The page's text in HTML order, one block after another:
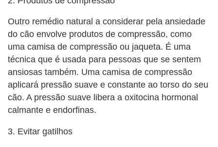
Outro remédio natural a considerar pela ansiedade
do cão envolve produtos de compressão, como
uma camisa de compressão ou jaqueta. É uma
técnica que é usada para pessoas que se sentem
ansiosas também. Uma camisa de compressão
aplicará pressão suave e constante ao torso do seu
cão. A pressão suave libera a oxitocina hormonal
calmante e endorfinas.
3. Evitar gatilhos
s
e
a
n
f
í
b
i
s